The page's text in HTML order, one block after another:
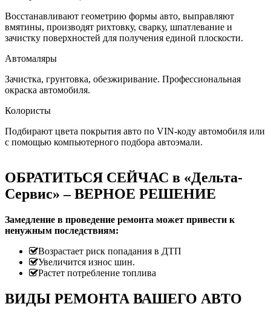
Восстанавливают геометрию формы авто, выправляют
вмятины, производят рихтовку, сварку, шпатлевание и
зачистку поверхностей для получения единой плоскости.
Автомаляры
Зачистка, грунтовка, обезжиривание. Профессиональная
окраска автомобиля.
Колористы
Подбирают цвета покрытия авто по VIN-коду автомобиля или
с помощью компьютерного подбора автоэмали.
ОБРАТИТЬСЯ СЕЙЧАС в «Дельта-
Сервис» – ВЕРНОЕ РЕШЕНИЕ
Замедление в проведение ремонта может привести к
ненужным последствиям:
Возрастает риск попадания в ДТП
Увеличится износ шин.
Растет потребление топлива
ВИДЫ РЕМОНТА ВАШЕГО АВТО